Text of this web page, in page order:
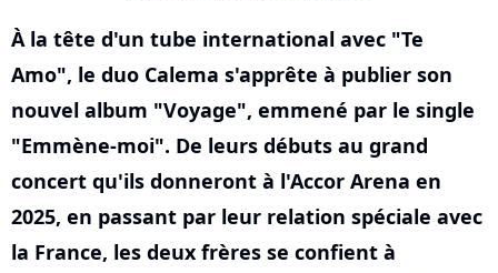
À la tête d'un tube international avec "Te
Amo", le duo Calema s'apprête à publier son
nouvel album "Voyage", emmené par le single
"Emmène-moi". De leurs débuts au grand
concert qu'ils donneront à l'Accor Arena en
2025, en passant par leur relation spéciale avec
la France, les deux frères se confient à